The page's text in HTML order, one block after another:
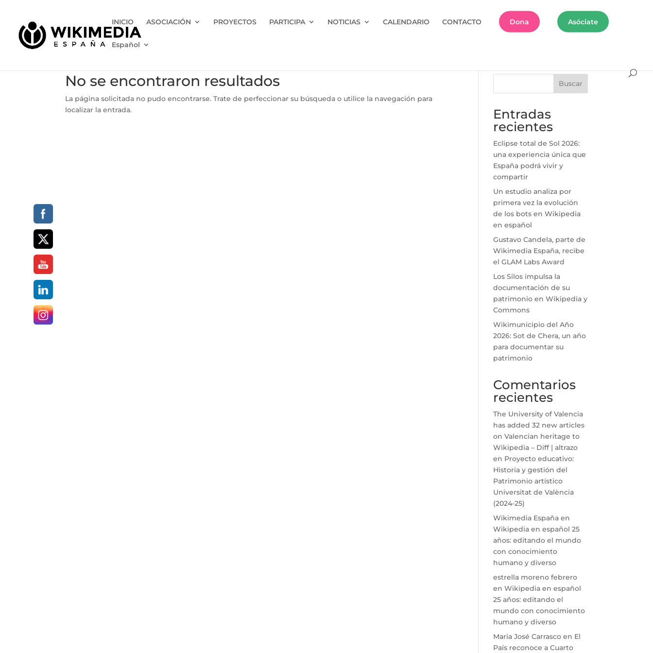
INICIO ASOCIACIÓN PROYECTOS PARTICIPA NOTICIAS CALENDARIO CONTACTO Dona Asóciate
Español
No se encontraron resultados
La página solicitada no pudo encontrarse. Trate de perfeccionar su búsqueda o utilice la navegación para
localizar la entrada.
Buscar
Entradas
recientes
Eclipse total de Sol 2026:
una experiencia única que
España podrá vivir y
compartir
Un estudio analiza por
primera vez la evolución
de los bots en Wikipedia
en español
Gustavo Candela, parte de
Wikimedia España, recibe
el GLAM Labs Award
Los Silos impulsa la
documentación de su
patrimonio en Wikipedia y
Commons
Wikimunicipio del Año
2026: Sot de Chera, un año
para documentar su
patrimonio
Comentarios
recientes
The University of Valencia
has added 32 new articles
on Valencian heritage to
Wikipedia – Diff | altrazo
en Proyecto educativo:
Historia y gestión del
Patrimonio artístico
Universitat de València
(2024-25)
Wikimedia España en
Wikipedia en español 25
años: editando el mundo
con conocimiento
humano y diverso
estrella moreno febrero
enWikipedia en español
25 años: editando el
mundo con conocimiento
humano y diverso
Maria José Carrasco en El
País reconoce a Cuarto